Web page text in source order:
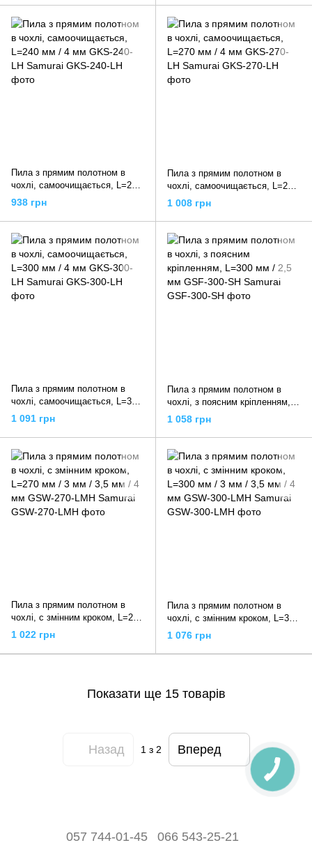
Пила з прямим полотном в
чохлі, самоочищається, L=240
мм / 4 мм GKS-240-LH Samurai
938 грн
Пила з прямим полотном в
чохлі, самоочищається, L=270
мм / 4 мм GKS-270-LH Samurai
1 008 грн
Пила з прямим полотном в
чохлі, самоочищається, L=300
мм / 4 мм GKS-300-LH Samurai
1 091 грн
Пила з прямим полотном в
чохлі, з поясним кріпленням,
L=300 мм / 2,5 мм GSF-300-SH
Samurai
1 058 грн
Пила з прямим полотном в
чохлі, c змінним кроком, L=270
мм / 3 мм / 3,5 мм / 4 мм GSW-
270-LMH Samurai
1 022 грн
Пила з прямим полотном в
чохлі, c змінним кроком, L=300
мм / 3 мм / 3,5 мм / 4 мм GSW-
300-LMH Samurai
1 076 грн
Показати ще 15 товарів
Назад 1з 2 Вперед
057 744-01-45 066 543-25-21